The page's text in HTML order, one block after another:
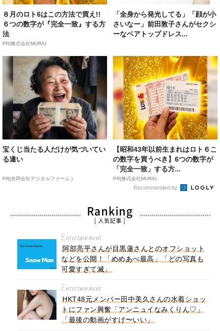
８月のロト6はこの方法で買え!!
６つの数字が『完全一致』する方
法
PR(株式会社MURA)
「全身から発光してる」「顔が小
さいなー」前田敦子さんがセクシ
ーなベアトップドレス...
宝くじ当たる人だけが気づいてい
る違い
PR(合同会社デジタルファーム )
【昭和43年以前生まれはロト６こ
の数字を買うべき】6つの数字が
「完全一致」する方...
PR(株式会社MURA)
Recommended by
Ranking
[ 人気記事 ]
Entertainment
阿部亮平さんが目黒蓮さんとのオフショット
などを公開！「めめあべ最高」「どの写真も
可愛すぎて滅」
Entertainment
HKT48元メンバー田中美久さんの水着ショッ
トにファン興奮「アンニュイなみくりん♡」
「最後の動画がすげ〜いい」